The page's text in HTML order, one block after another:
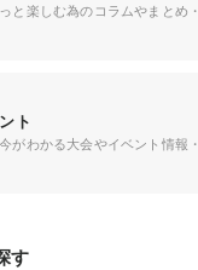
と楽しむ為のコラムやまとめ
ト
がわかる大会やイベント情報
す